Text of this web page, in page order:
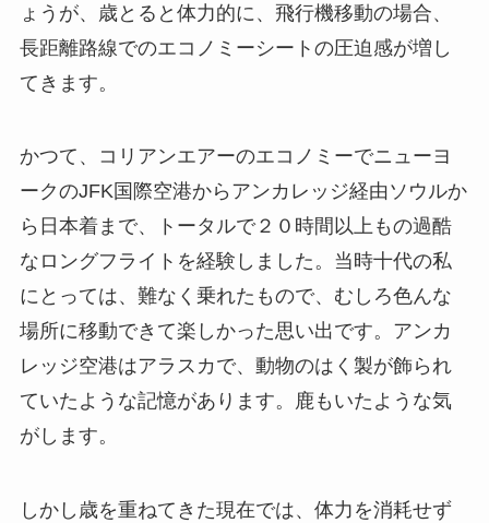
ょうが、歳とると体力的に、飛行機移動の場合、
長距離路線でのエコノミーシートの圧迫感が増し
てきます。
かつて、コリアンエアーのエコノミーでニューヨ
ークのJFK国際空港からアンカレッジ経由ソウルか
ら日本着まで、トータルで２０時間以上もの過酷
なロングフライトを経験しました。当時十代の私
にとっては、難なく乗れたもので、むしろ色んな
場所に移動できて楽しかった思い出です。アンカ
レッジ空港はアラスカで、動物のはく製が飾られ
ていたような記憶があります。鹿もいたような気
がします。
しかし歳を重ねてきた現在では、体力を消耗せず